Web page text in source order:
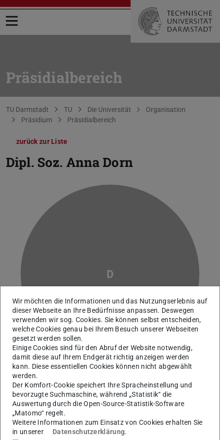
Menü öffnen
Präsidialbereich
Sie befinden sich hier:
TU Darmstadt TU Die Universität
Organisation
Präsidium
Präsidialbereich
zurück zur Liste
Dipl. Soz. Anna Dorn
D
Persönliche Referent:innen
Persönliche Referentin des Vizepräsidenten für
Digitalisierung, Nachhaltigkeit und Infrastruktur
Arbeitsgebiet(e)
Wir möchten die Informationen und das Nutzungserlebnis auf
dieser Webseite an Ihre Bedürfnisse anpassen. Deswegen
verwenden wir sog. Cookies. Sie können selbst entscheiden,
welche Cookies genau bei Ihrem Besuch unserer Webseiten
gesetzt werden sollen.
Einige Cookies sind für den Abruf der Website notwendig,
damit diese auf Ihrem Endgerät richtig anzeigen werden
kann. Diese essentiellen Cookies können nicht abgewählt
werden.
Der Komfort-Cookie speichert Ihre Spracheinstellung und
bevorzugte Suchmaschine, während „Statistik“ die
Auswertung durch die Open-Source-Statistik-Software
„Matomo“ regelt.
Weitere Informationen zum Einsatz von Cookies erhalten Sie
in unserer
Datenschutzerklärung.